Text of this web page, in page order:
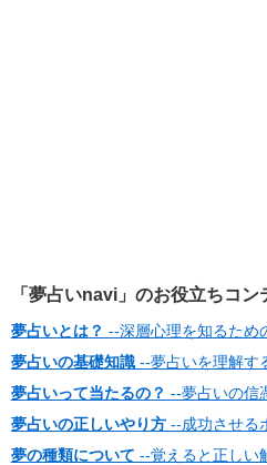
「夢占いnavi」のお役立ちコン
夢占いとは？ --深層心理を知るため
夢占いの基礎知識 --夢占いを理解す
夢占いって当たるの？ --夢占いの信
夢占いの正しいやり方 --成功させる
夢の種類について --覚えると正しい